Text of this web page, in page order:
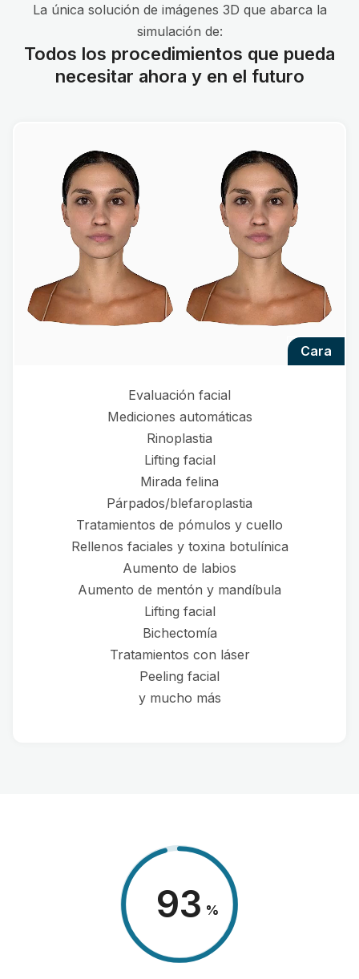
La única solución de imágenes 3D que abarca la
simulación de:
Todos los procedimientos que pueda
necesitar ahora y en el futuro
cara
Evaluación facial
Mediciones automáticas
Rinoplastia
Lifting facial
Mirada felina
Párpados/blefaroplastia
Tratamientos de pómulos y cuello
Rellenos faciales y toxina botulínica
Aumento de labios
Aumento de mentón y mandíbula
Lifting facial
Bichectomía
Tratamientos con láser
Peeling facial
y mucho más
98 %